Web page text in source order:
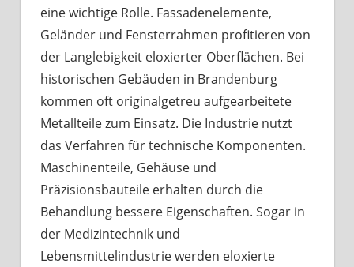
eine wichtige Rolle. Fassadenelemente,
Geländer und Fensterrahmen profitieren von
der Langlebigkeit eloxierter Oberflächen. Bei
historischen Gebäuden in Brandenburg
kommen oft originalgetreu aufgearbeitete
Metallteile zum Einsatz. Die Industrie nutzt
das Verfahren für technische Komponenten.
Maschinenteile, Gehäuse und
Präzisionsbauteile erhalten durch die
Behandlung bessere Eigenschaften. Sogar in
der Medizintechnik und
Lebensmittelindustrie werden eloxierte